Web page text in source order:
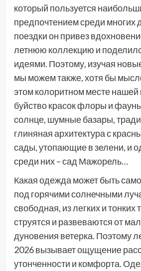
который пользуется
предпочтением среди многих
поездки он привез
летнюю коллекцию и
идеями. Поэтому, изучая
мы можем также, хотя бы
этом колоритном месте нашей
буйство красок флоры и
солнце, шумные базары,
глиняная архитектура с
сады, утопающие в зелени, и
среди них – сад Мажорель…
Какая одежда может быть
под горячими солнечными
свободная, из легких и тонких
струятся и развеваются от
дуновения ветерка. Поэтому
2026 вызывает ощущение
утонченности и комфорта.